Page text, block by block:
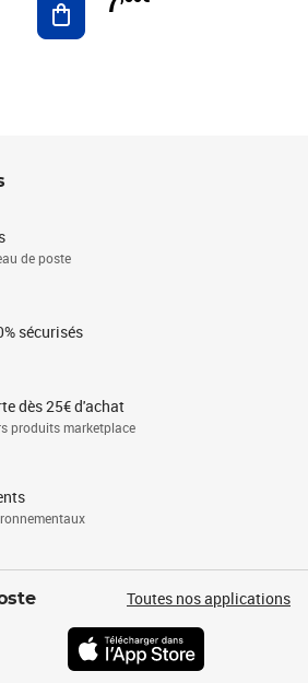
de poste
sécurisés
dès 25€ d'achat
produits marketplace
Toutes nos applications